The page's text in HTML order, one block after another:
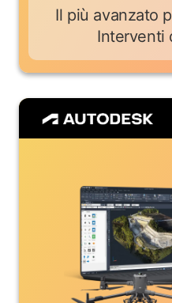
Il più avanzato
Interventi